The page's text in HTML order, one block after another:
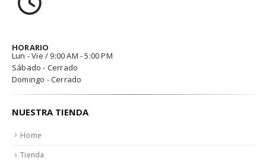
HORARIO
Lun - Vie / 9:00 AM - 5:00 PM
Sábado - Cerrado
Domingo - Cerrado
NUESTRA TIENDA
Home
Tienda